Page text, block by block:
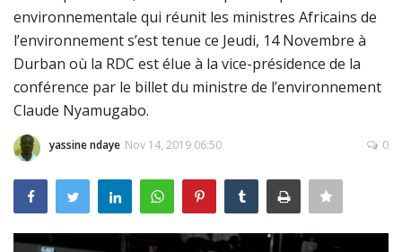
Terms & Conditions
Nos Publications
Magazine
Nos Videos
Partenaires
Connexion
environnementale qui réunit les ministres Africains de
l’environnement s’est tenue ce Jeudi, 14 Novembre à
Durban où la RDC est élue à la vice-présidence de la
conférence par le billet du ministre de l’environnement
Claude Nyamugabo.
yassine ndaye Nov 14, 2019 06:50 0